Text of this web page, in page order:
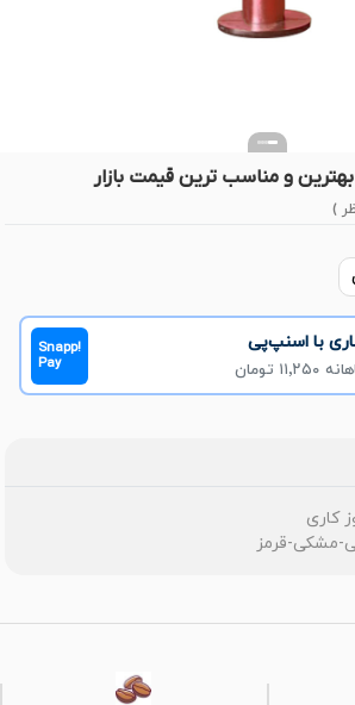
بهترین و مناسب ترین قیمت بازار
با اسنپ‌پی
Snapp!
Pay
مشکی-قرمز